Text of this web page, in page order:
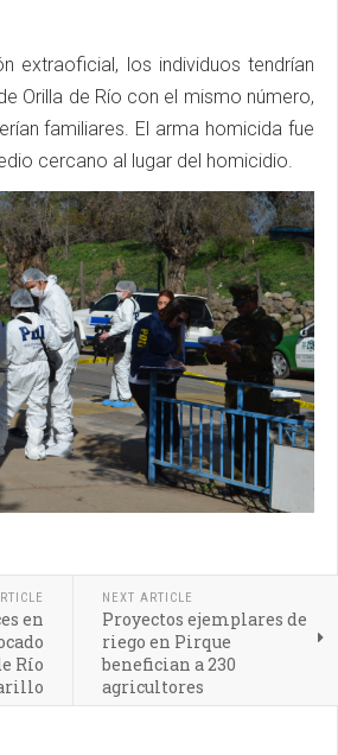
extraoficial, los individuos tendrían
Orilla de Río con el mismo número,
familiares. El arma homicida fue
cercano al lugar del homicidio.
en
Río
NEXT ARTICLE
Proyectos ejemplares de
riego en Pirque
benefician a 230
agricultores